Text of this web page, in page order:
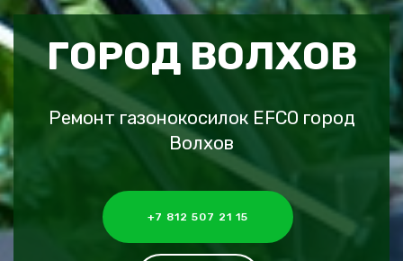
ГОРОД ВОЛХОВ
Ремонт газонокосилок EFCO город
Волхов
+7 812 507 21 15